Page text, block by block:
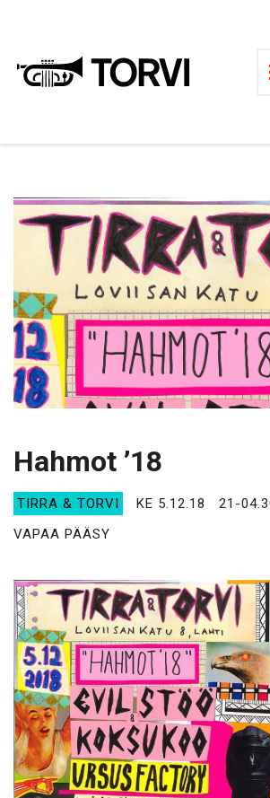
Ravintola
Hahmot ’18
TIRRA & TORVI KE 5.12.18
21-
VAPAA PÄÄSY